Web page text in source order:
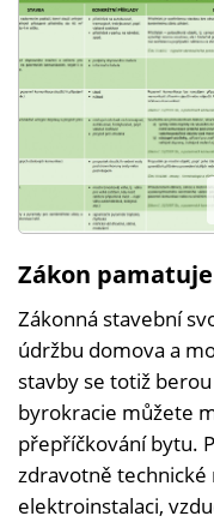
Zákon
Zákonná stavební
údržbu domova a
stavby se totiž
byrokracie můžete
přepříčkování bytu.
zdravotně
elektroinstalaci,